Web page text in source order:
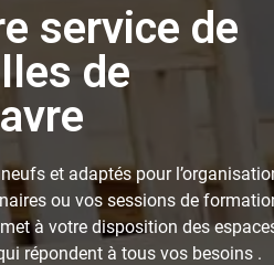
service de
de
et adaptés pour
ou vos sessions de
à votre disposition des
répondent à tous vos besoins .